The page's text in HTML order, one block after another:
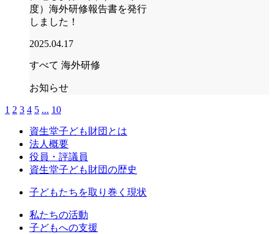
度）海外研修報告書を発行
しました！
2025.04.17
すべて 海外研修
お知らせ
1 2 3 4 5 ... 10
資生堂子ども財団とは
法人概要
役員・評議員
資生堂子ども財団の歴史
子どもたちを取り巻く現状
私たちの活動
⼦どもへの⽀援